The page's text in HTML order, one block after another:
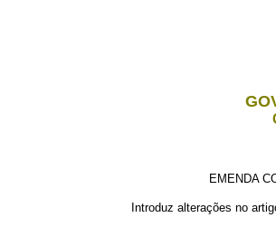
EMENDA
Introduz alterações no